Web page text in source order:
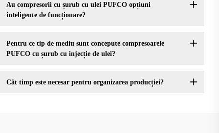
Au compresorii cu șurub cu ulei PUFCO opțiuni
inteligente de funcționare?
Pentru ce tip de mediu sunt concepute compresoarele
PUFCO cu șurub cu injecție de ulei?
Cât timp este necesar pentru organizarea producției?